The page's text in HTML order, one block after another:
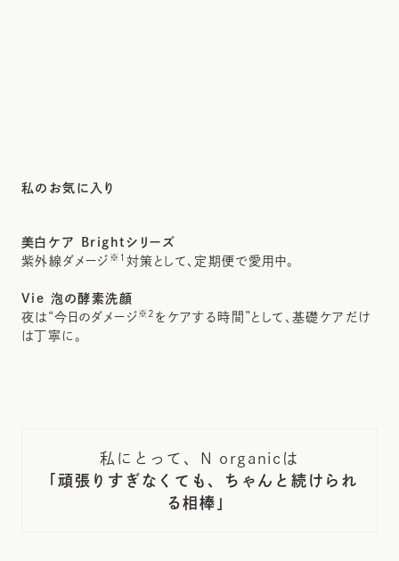
私のお気に入り
美白ケア Brightシリーズ
紫外線ダメージ ※1 対策として、定期便で愛用中。
Vie 泡の酵素洗顔
夜は“今日のダメージ ※2 をケアする時間”として、基礎ケアだけ
は丁寧に。
私にとって、N organicは
「頑張りすぎなくても、ちゃんと続けられ
る相棒」